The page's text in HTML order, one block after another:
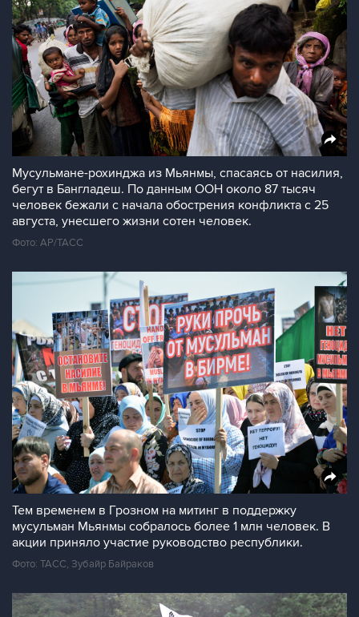
Мусульмане-рохинджа из Мьянмы, спасаясь от насилия,
бегут в Бангладеш. По данным ООН около 87 тысяч
человек бежали с начала обострения конфликта с 25
августа, унесшего жизни сотен человек.
Фото: AP/ТАСС
Тем временем в Грозном на митинг в поддержку
мусульман Мьянмы собралось более 1 млн человек. В
акции приняло участие руководство республики.
Фото: ТАСС, Зубайр Байраков